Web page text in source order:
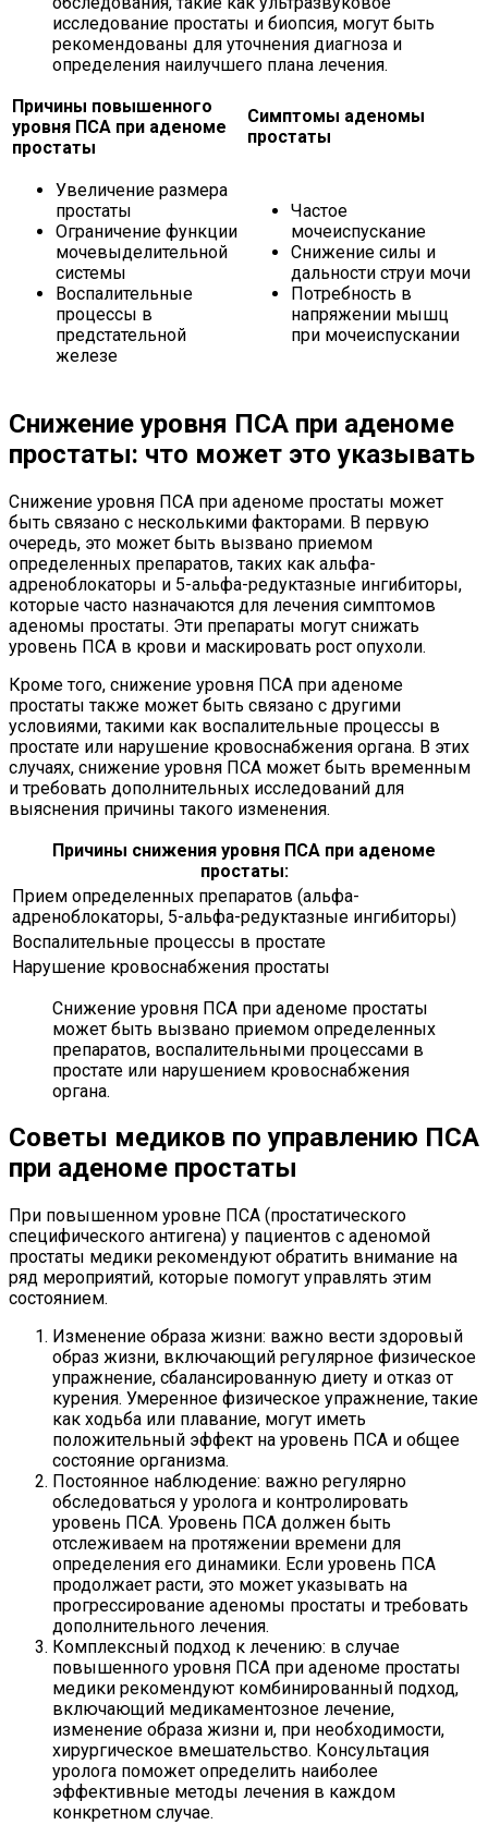
исследование простаты и биопсия, могут быть
рекомендованы для уточнения диагноза и
определения наилучшего плана лечения.
Причины повышенного
уровня ПСА при аденоме
простаты
Симптомы аденомы
простаты
Увеличение размера
простаты
Ограничение функции
мочевыделительной
системы
Воспалительные
процессы в
предстательной
железе
Частое
мочеиспускание
Снижение силы и
дальности струи мочи
Потребность в
напряжении мышц
при мочеиспускании
Снижение уровня ПСА при аденоме
простаты: что может это указывать
Снижение уровня ПСА при аденоме простаты может
быть связано с несколькими факторами. В первую
очередь, это может быть вызвано приемом
определенных препаратов, таких как альфа-
адреноблокаторы и 5-альфа-редуктазные ингибиторы,
которые часто назначаются для лечения симптомов
аденомы простаты. Эти препараты могут снижать
уровень ПСА в крови и маскировать рост опухоли.
Кроме того, снижение уровня ПСА при аденоме
простаты также может быть связано с другими
условиями, такими как воспалительные процессы в
простате или нарушение кровоснабжения органа. В этих
случаях, снижение уровня ПСА может быть временным
и требовать дополнительных исследований для
выяснения причины такого изменения.
Причины снижения уровня ПСА при аденоме
простаты:
Прием определенных препаратов (альфа-
адреноблокаторы, 5-альфа-редуктазные ингибиторы)
Воспалительные процессы в простате
Нарушение кровоснабжения простаты
Снижение уровня ПСА при аденоме простаты
может быть вызвано приемом определенных
препаратов, воспалительными процессами в
простате или нарушением кровоснабжения
органа.
Советы медиков по управлению ПСА
при аденоме простаты
При повышенном уровне ПСА (простатического
специфического антигена) у пациентов с аденомой
простаты медики рекомендуют обратить внимание на
ряд мероприятий, которые помогут управлять этим
состоянием.
Изменение образа жизни: важно вести здоровый
образ жизни, включающий регулярное физическое
упражнение, сбалансированную диету и отказ от
курения. Умеренное физическое упражнение, такие
как ходьба или плавание, могут иметь
положительный эффект на уровень ПСА и общее
состояние организма.
Постоянное наблюдение: важно регулярно
обследоваться у уролога и контролировать
уровень ПСА. Уровень ПСА должен быть
отслеживаем на протяжении времени для
определения его динамики. Если уровень ПСА
продолжает расти, это может указывать на
прогрессирование аденомы простаты и требовать
дополнительного лечения.
Комплексный подход к лечению: в случае
повышенного уровня ПСА при аденоме простаты
медики рекомендуют комбинированный подход,
включающий медикаментозное лечение,
изменение образа жизни и, при необходимости,
хирургическое вмешательство. Консультация
уролога поможет определить наиболее
эффективные методы лечения в каждом
конкретном случае.